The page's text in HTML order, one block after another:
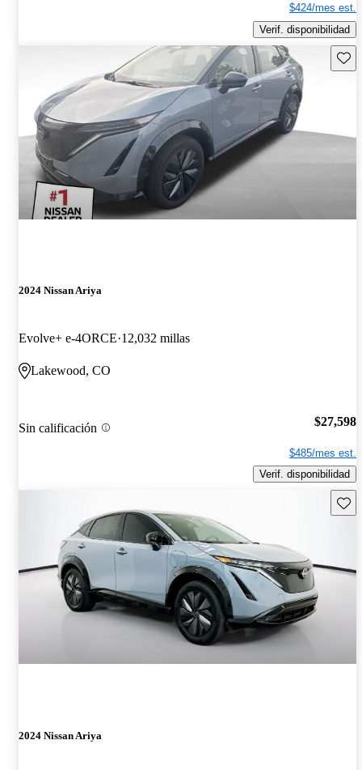
$424/mes est.
Verif. disponibilidad
2024 Nissan Ariya
Evolve+ e-4ORCE 12,032 millas
Lakewood, CO
Sin calificación $27,598
$485/mes est.
Verif. disponibilidad
2024 Nissan Ariya